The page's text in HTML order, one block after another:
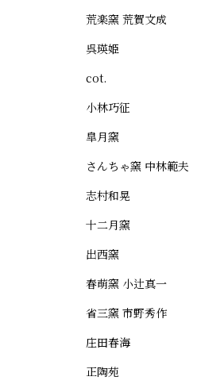
荒楽窯 荒賀文成
呉瑛姫
cot.
小林巧征
皐月窯
さんちゃ窯 中林範夫
志村和晃
十二月窯
出西窯
春萌窯 小辻真一
省三窯 市野秀作
庄田春海
正陶苑